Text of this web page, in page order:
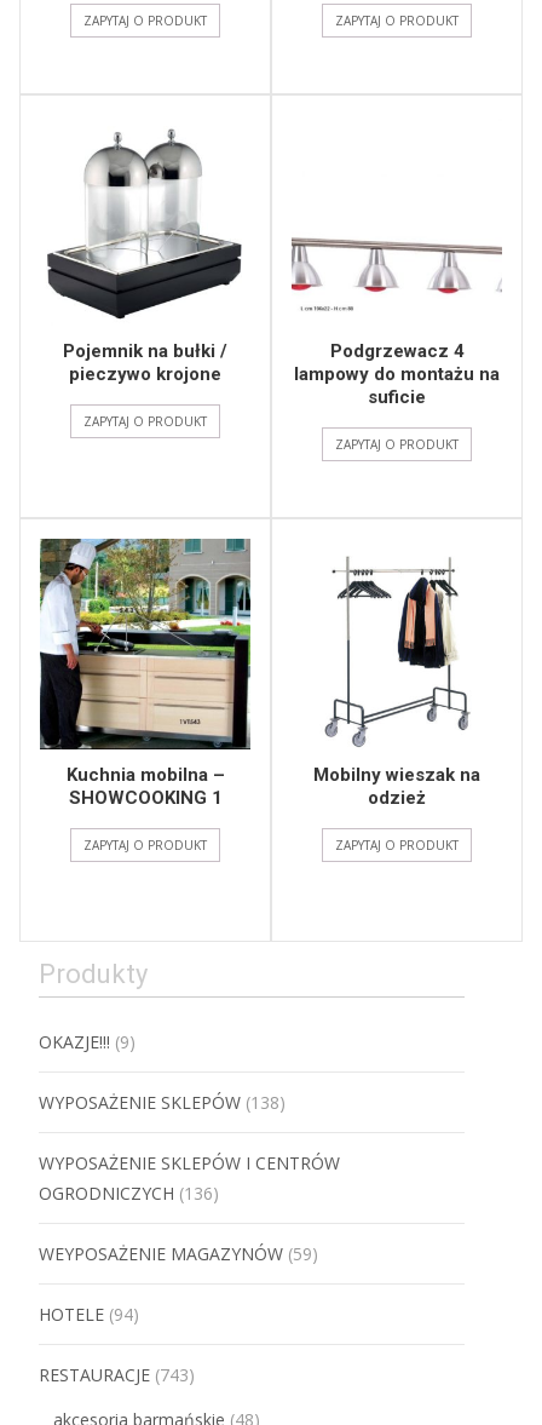
ZAPYTAJ O PRODUKT ZAPYTAJ O PRODUKT
Pojemnik na bułki /
pieczywo krojone
ZAPYTAJ O PRODUKT
Podgrzewacz 4
lampowy do montażu na
suficie
ZAPYTAJ O PRODUKT
Kuchnia mobilna –
SHOWCOOKING 1
ZAPYTAJ O PRODUKT
Mobilny wieszak na
odzież
ZAPYTAJ O PRODUKT
Produkty
OKAZJE!!! (9)
WYPOSAŻENIE SKLEPÓW (138)
WYPOSAŻENIE SKLEPÓW I CENTRÓW
OGRODNICZYCH (136)
WEYPOSAŻENIE MAGAZYNÓW (59)
HOTELE (94)
RESTAURACJE (743)
akcesoria barmańskie (48)